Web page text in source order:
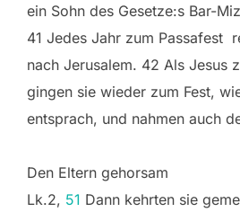
ein Sohn des Gesetze:s Bar-
41 Jedes Jahr zum Passafest
nach Jerusalem. 42 Als Jesus
gingen sie wieder zum Fest,
entsprach, und nahmen auch
Den Eltern gehorsam
Lk.2, 51 Dann kehrten sie